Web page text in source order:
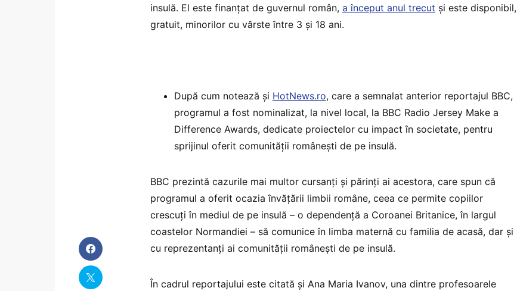
insulă. El este finanțat de guvernul român, a început anul trecut și este disponibil,
gratuit, minorilor cu vârste între 3 și 18 ani.
După cum notează și HotNews.ro, care a semnalat anterior reportajul BBC,
programul a fost nominalizat, la nivel local, la BBC Radio Jersey Make a
Difference Awards, dedicate proiectelor cu impact în societate, pentru
sprijinul oferit comunității românești de pe insulă.
BBC prezintă cazurile mai multor cursanți și părinți ai acestora, care spun că
programul a oferit ocazia învățării limbii române, ceea ce permite copiilor
crescuți în mediul de pe insulă – o dependență a Coroanei Britanice, în largul
coastelor Normandiei – să comunice în limba maternă cu familia de acasă, dar și
cu reprezentanți ai comunității românești de pe insulă.
În cadrul reportajului este citată și Ana Maria Ivanov, una dintre profesoarele